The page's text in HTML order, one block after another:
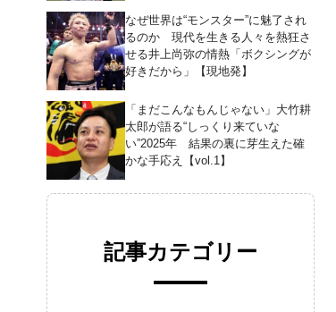
なぜ世界は“モンスター”に魅了され
るのか 現代を生きる人々を熱狂さ
せる井上尚弥の情熱「ボクシングが
好きだから」【現地発】
「まだこんなもんじゃない」大竹耕
太郎が語る“しっくり来ていな
い”2025年 結果の裏に芽生えた確
かな手応え【vol.1】
記事カテゴリー